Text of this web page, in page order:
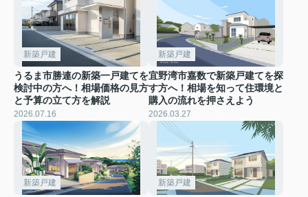
新築戸建
うるま市勝連の新築一戸建てを
検討中の方へ！相場価格の見方
と予算の立て方を解説
2026.07.16
新築戸建
宜野湾市嘉数で新築戸建てを探
す方へ！相場を知って住環境と
購入の流れを押さえよう
2026.03.27
新築戸建 新築戸建